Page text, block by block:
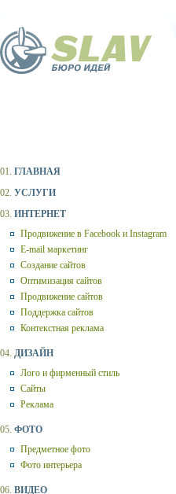
01. ГЛАВНАЯ
02. УСЛУГИ
03. ИНТЕРНЕТ
Продвижение в Facebook и Instagram
E-mail маркетинг
Создание сайтов
Оптимизация сайтов
Продвижение сайтов
Поддержка сайтов
Контекстная реклама
04. ДИЗАЙН
Лого и фирменный стиль
Сайты
Реклама
05. ФОТО
Предметное фото
Фото интерьера
06. ВИДЕО